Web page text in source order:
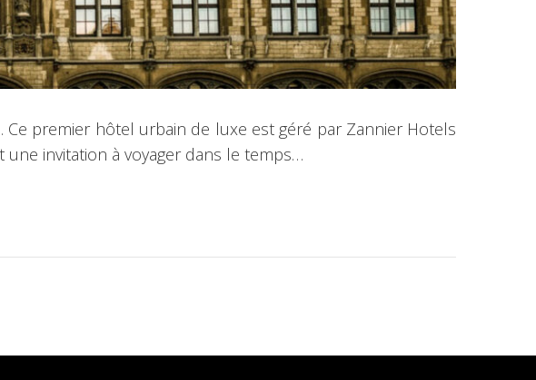
Ce premier hôtel urbain de luxe est géré par Zannier Hotels
invitation à voyager dans le temps…